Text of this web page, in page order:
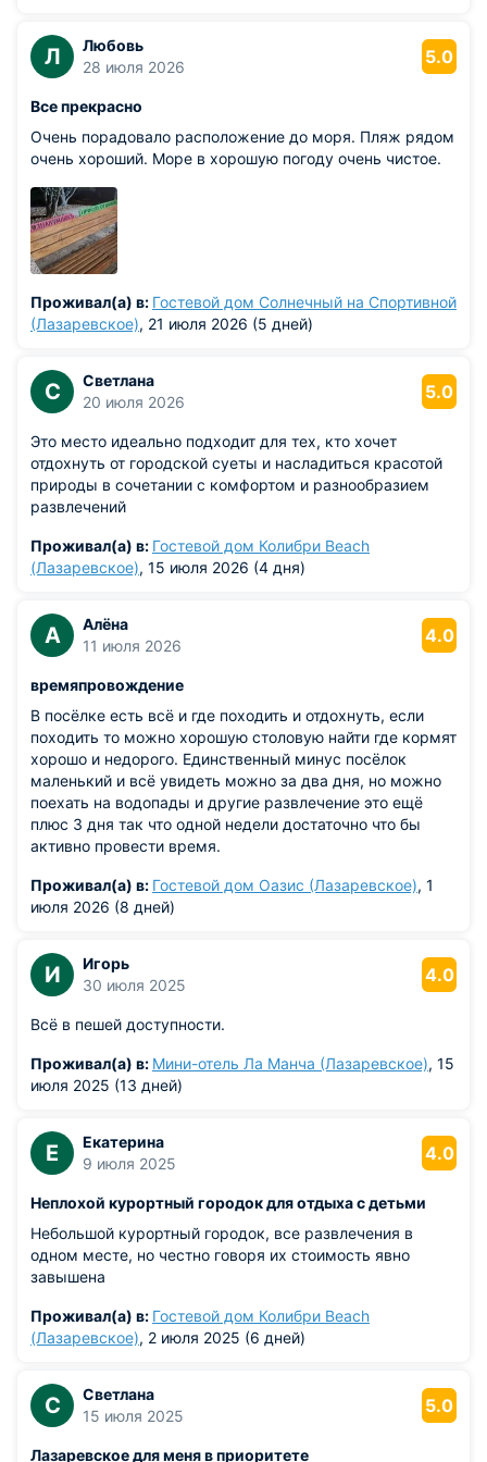
Л
Любовь
28 июля 2026
5.0
Все прекрасно
Очень порадовало расположение до моря. Пляж рядом
очень хороший. Море в хорошую погоду очень чистое.
Проживал(а) в: Гостевой дом Солнечный на Спортивной
(Лазаревское), 21 июля 2026 (5 дней)
С
Светлана
20 июля 2026
5.0
Это место идеально подходит для тех, кто хочет
отдохнуть от городской суеты и насладиться красотой
природы в сочетании с комфортом и разнообразием
развлечений
Проживал(а) в: Гостевой дом Колибри Beach
(Лазаревское), 15 июля 2026 (4 дня)
А
Алёна
11 июля 2026
4.0
времяпровождение
В посёлке есть всё и где походить и отдохнуть, если
походить то можно хорошую столовую найти где кормят
хорошо и недорого. Единственный минус посёлок
маленький и всё увидеть можно за два дня, но можно
поехать на водопады и другие развлечение это ещё
плюс 3 дня так что одной недели достаточно что бы
активно провести время.
Проживал(а) в: Гостевой дом Оазис (Лазаревское), 1
июля 2026 (8 дней)
И
Игорь
30 июля 2025
4.0
Всё в пешей доступности.
Проживал(а) в: Мини-отель Ла Манча (Лазаревское), 15
июля 2025 (13 дней)
Е
Екатерина
9 июля 2025
4.0
Неплохой курортный городок для отдыха с детьми
Небольшой курортный городок, все развлечения в
одном месте, но честно говоря их стоимость явно
завышена
Проживал(а) в: Гостевой дом Колибри Beach
(Лазаревское), 2 июля 2025 (6 дней)
С
Светлана
15 июля 2025
5.0
Лазаревское для меня в приоритете